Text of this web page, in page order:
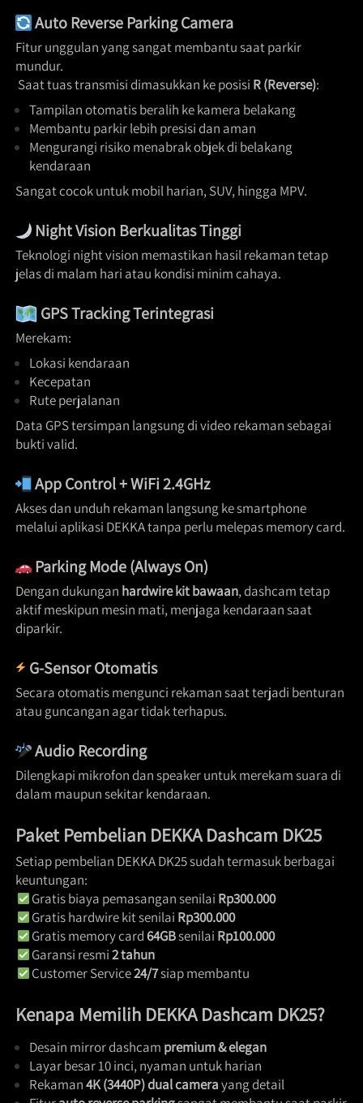
Auto Reverse Parking Camera
Fitur unggulan yang sangat membantu saat parkir
mundur.
Saat tuas transmisi dimasukkan ke posisi R (Reverse):
Tampilan otomatis beralih ke kamera belakang
Membantu parkir lebih presisi dan aman
Mengurangi risiko menabrak objek di belakang
kendaraan
Sangat cocok untuk mobil harian, SUV, hingga MPV.
Night Vision Berkualitas Tinggi
Teknologi night vision memastikan hasil rekaman tetap
jelas di malam hari atau kondisi minim cahaya.
GPS Tracking Terintegrasi
Merekam:
Lokasi kendaraan
Kecepatan
Rute perjalanan
Data GPS tersimpan langsung di video rekaman sebagai
bukti valid.
App Control + WiFi 2.4GHz
Akses dan unduh rekaman langsung ke smartphone
melalui aplikasi DEKKA tanpa perlu melepas memory card.
Parking Mode (Always On)
Dengan dukungan hardwire kit bawaan, dashcam tetap
aktif meskipun mesin mati, menjaga kendaraan saat
diparkir.
G-Sensor Otomatis
Secara otomatis mengunci rekaman saat terjadi benturan
atau guncangan agar tidak terhapus.
Audio Recording
Dilengkapi mikrofon dan speaker untuk merekam suara di
dalam maupun sekitar kendaraan.
Paket Pembelian DEKKA Dashcam DK25
Setiap pembelian DEKKA DK25 sudah termasuk berbagai
keuntungan:
Gratis biaya pemasangan senilai Rp300.000
Gratis hardwire kit senilai Rp300.000
Gratis memory card 64GB senilai Rp100.000
Garansi resmi 2 tahun
Customer Service 24/7 siap membantu
Kenapa Memilih DEKKA Dashcam DK25?
Desain mirror dashcam premium & elegan
Layar besar 10 inci, nyaman untuk harian
Rekaman 4K (3440P) dual camera yang detail